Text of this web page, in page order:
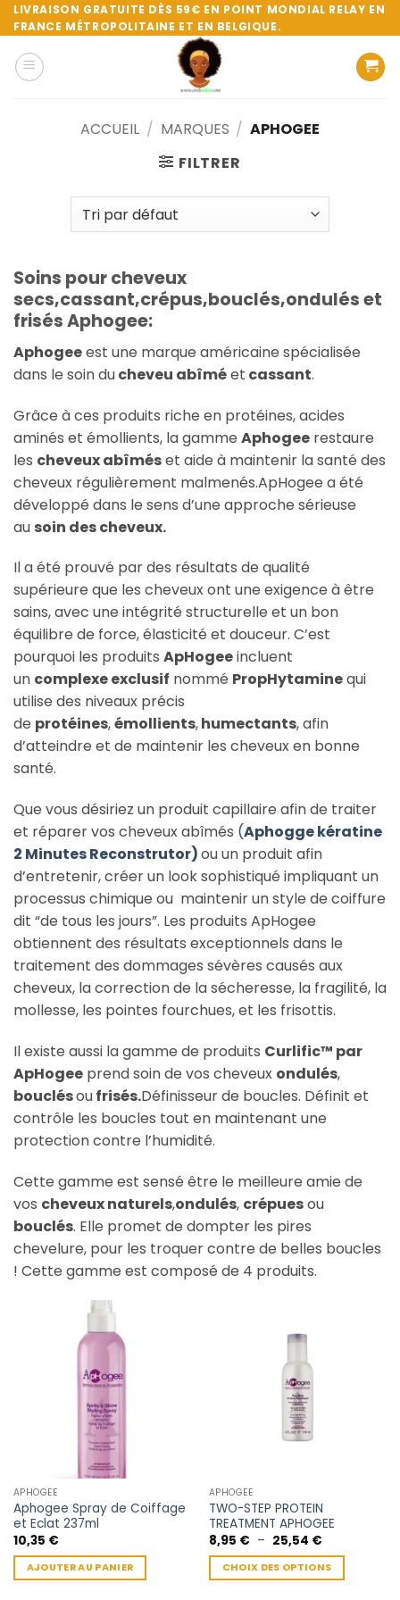
Passer
au
contenu
LIVRAISON GRATUITE DÈS 59€ EN POINT MONDIAL RELAY EN
FRANCE MÉTROPOLITAINE ET EN BELGIQUE.
ACCUEIL / MARQUES / APHOGEE
FILTRER
Soins pour cheveux
secs,cassant,crépus,bouclés,ondulés et
frisés Aphogee:
Aphogeeest une marque américaine spécialisée
dans le soin ducheveu abîméet cassant.
Grâce à ces produits riche en protéines, acides
aminés et émollients, la gamme Aphogee restaure
les cheveux abîméset aide à maintenir la santé des
cheveux régulièrement malmenés.ApHogee a été
développé dans le sens d’une approche sérieuse
au soin des cheveux.
Il a été prouvé par des résultats de qualité
supérieure que les cheveux ont une exigence à être
sains, avec une intégrité structurelle et un bon
équilibre de force, élasticité et douceur. C’est
pourquoi les produits ApHogeeincluent
un complexe exclusif nommé PropHytaminequi
utilise des niveaux précis
de protéines,émollients,humectants, afin
d’atteindre et de maintenir les cheveux en bonne
santé.
Que vous désiriez un produit capillaire afin de traiter
et réparer vos cheveux abîmés (Aphogge kératine
2 Minutes Reconstrutor)ou un produit afin
d’entretenir, créer un look sophistiqué impliquant un
processus chimique ou maintenir un style de coiffure
dit “de tous les jours”. Les produits ApHogee
obtiennent des résultats exceptionnels dans le
traitement des dommages sévères causés aux
cheveux, la correction de la sécheresse, la fragilité, la
mollesse, les pointes fourchues, et les frisottis.
Il existe aussi la gamme de produits Curlific™ par
ApHogee prend soin de vos cheveux ondulés,
bouclésoufrisés.Définisseur de boucles. Définit et
contrôle les boucles tout en maintenant une
protection contre l’humidité.
Cette gamme est sensé être le meilleure amie de
vos cheveux naturels,ondulés, crépuesou
bouclés. Elle promet de dompter les pires
chevelure, pour les troquer contre de belles boucles
! Cette gamme est composé de 4 produits.
APHOGEE
Aphogee Spray de Coiffage
et Eclat 237ml
10,35 €
AJOUTER AU PANIER
APHOGEE
TWO-STEP PROTEIN
TREATMENT APHOGEE
8,95 € – 25,54 €Plage
prix :
8,95 €
à
CHOIX DES OPTIONS